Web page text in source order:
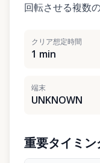
回転させる複数
クリア想定時間
1 min
端末
UNKNOWN
重要タイミ